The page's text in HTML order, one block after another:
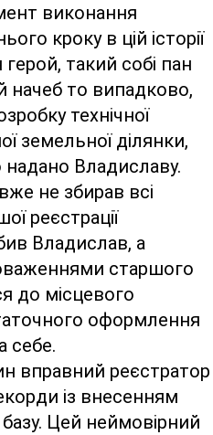
виконання
кроку в цій історії
такий собі пан
начеб то випадково,
технічної
земельної ділянки,
Владиславу.
не збирав всі
реєстрації
Владислав, а
старшого
до місцевого
оформлення
себе.
вправний реєстратор
із внесенням
Цей неймовірний